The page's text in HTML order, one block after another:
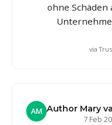
ohne Schäden
via
AM Author Mary
7 Feb